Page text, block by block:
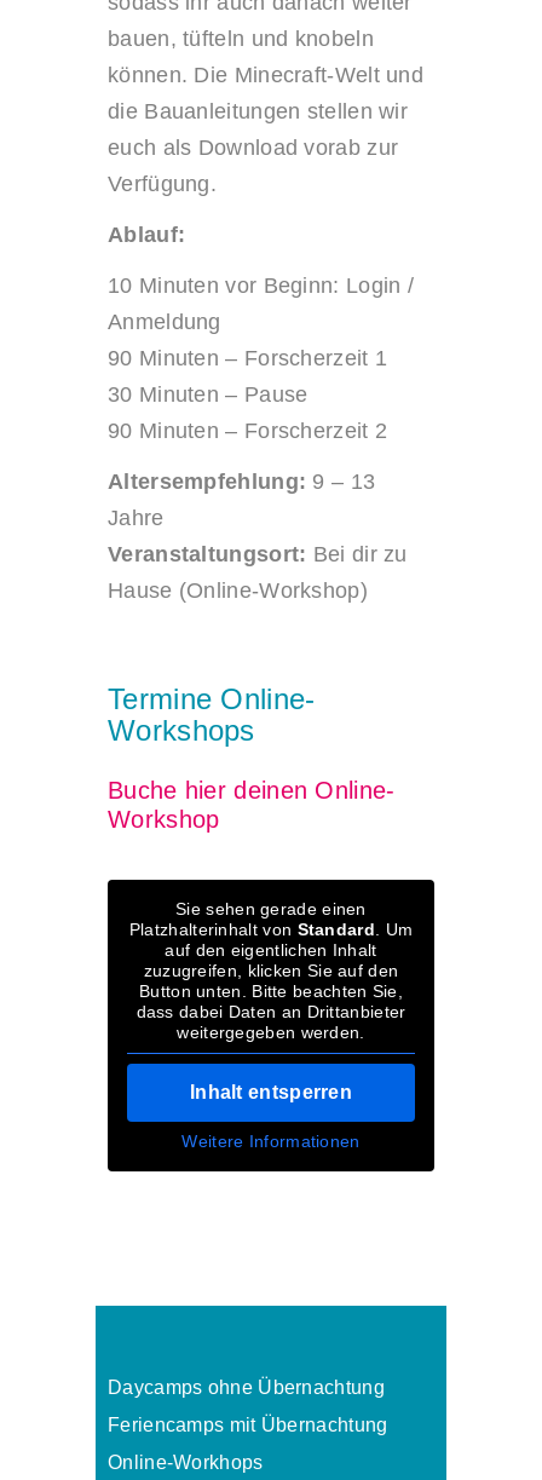
bauen, tüfteln und knobeln
können. Die Minecraft-Welt und
die Bauanleitungen stellen wir
euch als Download vorab zur
Verfügung.
Ablauf:
10 Minuten vor Beginn: Login /
Anmeldung
90 Minuten – Forscherzeit 1
30 Minuten – Pause
90 Minuten – Forscherzeit 2
Altersempfehlung: 9 – 13
Jahre
Veranstaltungsort: Bei dir zu
Hause (Online-Workshop)
Termine Online-
Workshops
Buche hier deinen Online-
Workshop
Sie sehen gerade einen
Platzhalterinhalt von Standard . Um
auf den eigentlichen Inhalt
zuzugreifen, klicken Sie auf den
Button unten. Bitte beachten Sie,
dass dabei Daten an Drittanbieter
weitergegeben werden.
Inhalt entsperren
Weitere Informationen
Daycamps ohne Übernachtung
Feriencamps mit Übernachtung
Online-Workhops